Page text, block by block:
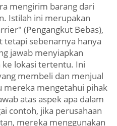
mengirim barang dari
Istilah ini merupakan
(Pengangkut Bebas),
sebenarnya hanya
jawab menyiapkan
lokasi tertentu. Ini
membeli dan menjual
mengetahui pihak
atas aspek apa dalam
contoh, jika perusahaan
mereka menggunakan